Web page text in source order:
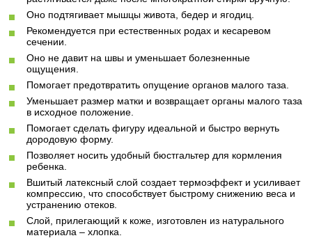
Оно подтягивает мышцы живота, бедер и ягодиц.
Рекомендуется при естественных родах и кесаревом
сечении.
Оно не давит на швы и уменьшает болезненные
ощущения.
Помогает предотвратить опущение органов малого таза.
Уменьшает размер матки и возвращает органы малого таза
в исходное положение.
Помогает сделать фигуру идеальной и быстро вернуть
дородовую форму.
Позволяет носить удобный бюстгальтер для кормления
ребенка.
Вшитый латексный слой создает термоэффект и усиливает
компрессию, что способствует быстрому снижению веса и
устранению отеков.
Слой, прилегающий к коже, изготовлен из натурального
материала – хлопка.